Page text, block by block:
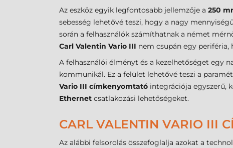
Az eszköz egyik legfontosabb jellemzője a 250
sebesség lehetővé teszi, hogy a nagy
során a felhasználók számíthatnak a német
Carl Valentin Vario III nem csupán egy periféria,
A felhasználói élményt és a kezelhetőséget egy
kommunikál. Ez a felület lehetővé teszi a
Vario III címkenyomtató integrációja egyszerű,
Ethernet csatlakozási lehetőségeket.
CARL VALENTIN VARIO III
Az alábbi felsorolás összefoglalja azokat a